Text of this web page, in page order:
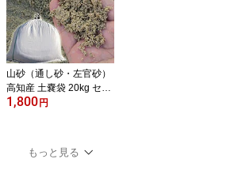
山砂（通し砂・左官砂）
高知産 土嚢袋 20kg セメ
ント用砂・あそび砂・遊
園芸用砂として 送料無料
1,800 円
もっと見る